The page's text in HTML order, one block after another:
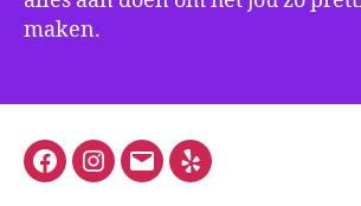
maken.
FacebookInstagram
E-
Yelp